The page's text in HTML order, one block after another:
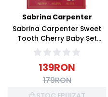
Sabrina Carpenter
Sabrina Carpenter Sweet
Tooth Cherry Baby Set
(Apa de parfum 30ml +
Apa de parfum 10ml +
Lotiune de corp 75ml)
139RON
179RON